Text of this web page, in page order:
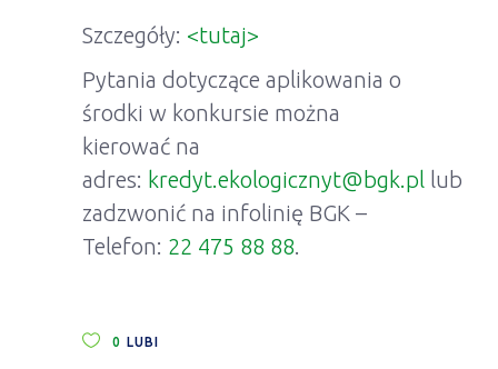
Szczegóły: <tutaj>
Pytania dotyczące aplikowania o
środki w konkursie można
kierować na
adres: kredyt.ekologicznyt@bgk.pl lub
zadzwonić na infolinię BGK –
Telefon: 22 475 88 88.
0 LUBI